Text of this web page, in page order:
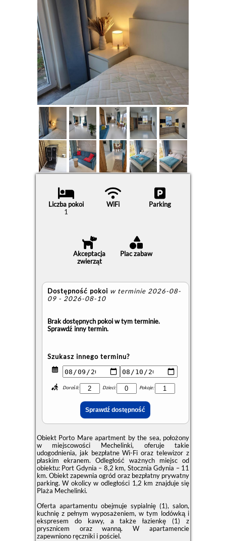
Liczba pokoi
1
WiFi Parking
Akceptacja
zwierząt
Plac zabaw
Dostępność pokoi w terminie 2026-08-
09 - 2026-08-10
Brak dostępnych pokoi w tym terminie.
Sprawdź inny termin.
Szukasz innego terminu?
Dorośli: Dzieci: Pokoje:
Obiekt Porto Mare apartment by the sea, położony
w miejscowości Mechelinki, oferuje takie
udogodnienia, jak bezpłatne Wi-Fi oraz telewizor z
płaskim ekranem. Odległość ważnych miejsc od
obiektu: Port Gdynia – 8,2 km, Stocznia Gdynia – 11
km. Obiekt zapewnia ogród oraz bezpłatny prywatny
parking. W okolicy w odległości 1,2 km znajduje się
Plaża Mechelinki.
Oferta apartamentu obejmuje sypialnię (1), salon,
kuchnię z pełnym wyposażeniem, w tym lodówką i
ekspresem do kawy, a także łazienkę (1) z
prysznicem oraz wanną. W apartamencie
zapewniono ręczniki i pościel.